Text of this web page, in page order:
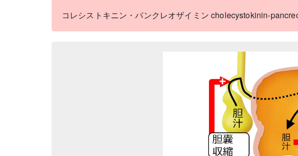
コレシストキニン・パンクレオザイミン cholecystokinin-